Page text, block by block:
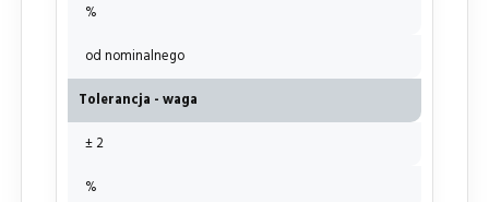
%
od nominalnego
Tolerancja - waga
± 2
%